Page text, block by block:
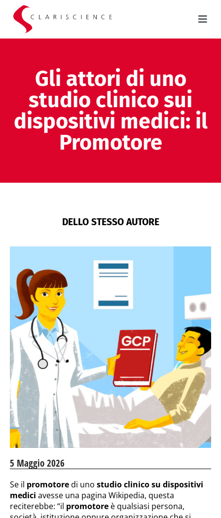
Gli attori di uno
studio clinico sui
dispositivi medici: il
Promotore
DELLO STESSO AUTORE
5 Maggio 2026
Se il promotoredi uno studio clinico su dispositivi
medici avesse una pagina Wikipedia, questa
reciterebbe: “il promotore è qualsiasi persona,